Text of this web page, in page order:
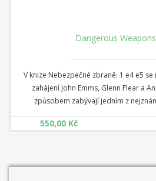
Dangerous
V knize Nebezpečné zbraně: 1 e4 e5
zahájení John Emms, Glenn Flear a
způsobem zabývají jedním z
se autoři soustředí na čerstvé nebo
sebevědomí a plně vyzbrojení a
550,00 Kč